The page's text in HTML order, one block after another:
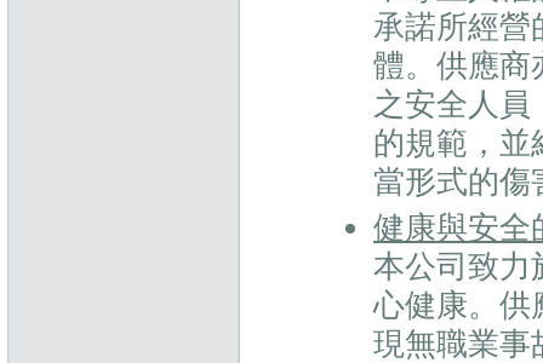
承諾所經營
體。供應商
之安全人員
的規範，並
當形式的傷
健康與安全
本公司致力
心健康。供
現無職業事